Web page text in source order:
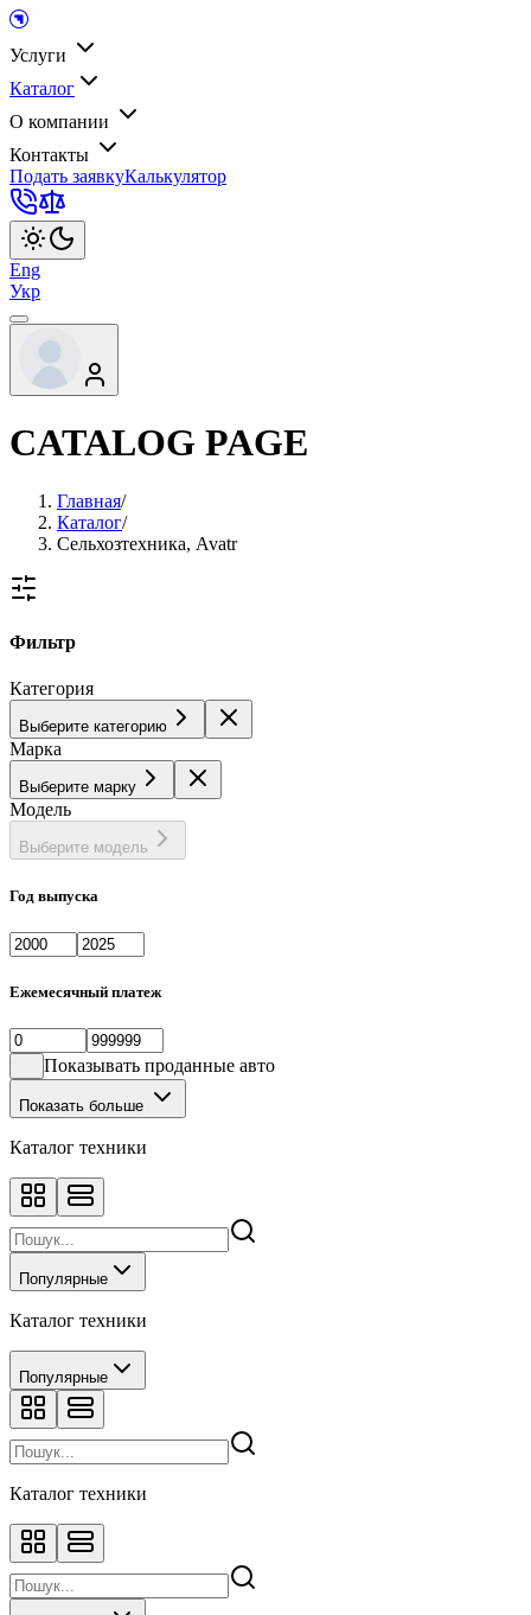
Услуги
Каталог
О компании
Контакты
Подать заявкуКалькулятор
Eng
Укр
CATALOG PAGE
Главная/
Каталог/
Сельхозтехника, Avatr
Фильтр
Категория
Выберите категорию
Марка
Выберите марку
Модель
Выберите модель
Год выпуска
Ежемесячный платеж
Показывать проданные авто
Показать больше
Каталог техники
Популярные
Каталог техники
Популярные
Каталог техники